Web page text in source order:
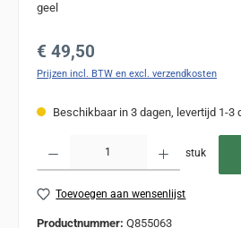
geel
Normale prijs:
€ 49,50
Prijzen incl. BTW en excl. verzendkosten
Beschikbaar in 3 dagen, levertijd 1-3
stuk
Toevoegen aan wensenlijst
Productnummer: Q855063